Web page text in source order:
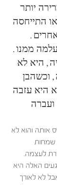
יותר
התייחסה
ממנו.
היא לא
וכשהבן
היא עזבה
אותה והוא לא
שמחות
לעצמה.
האלה היא
לא לאורך